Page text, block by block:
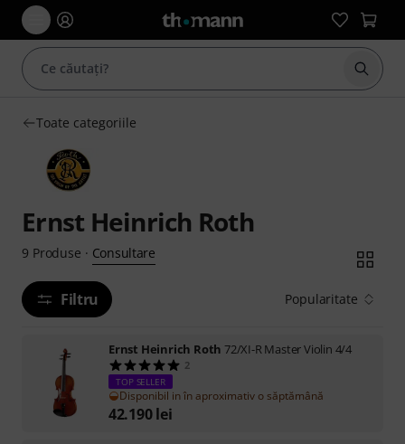
Toate categoriile
Ernst Heinrich Roth
9 Produse · Consultare
Filtru Popularitate
Ernst Heinrich Roth 72/XI-R Master Violin 4/4
2
TOP SELLER
Disponibil in în aproximativ o săptămână
42.190 lei